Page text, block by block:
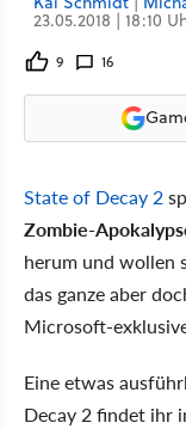
23.05.2018 | 18:10
9 16
State of Decay 2
Zombie-
herum und wollen
das ganze aber
Microsoft-
Eine etwas
Decay 2 findet ihr